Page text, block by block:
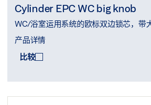
Cylinder EPC WC big knob
WC/浴室运用系统的欧标双边锁芯，带
产品详情
比较